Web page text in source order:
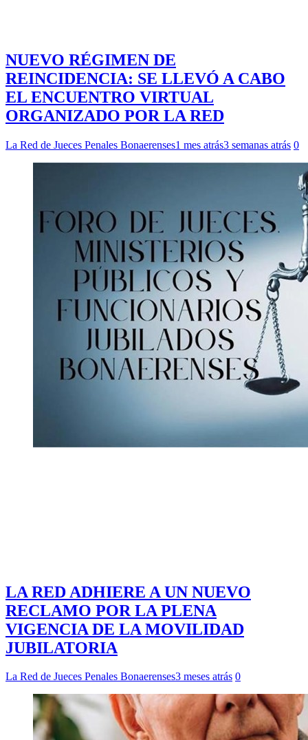
NUEVO RÉGIMEN DE
REINCIDENCIA: SE LLEVÓ A CABO
EL ENCUENTRO VIRTUAL
ORGANIZADO POR LA RED
La Red de Jueces Penales Bonaerenses1 mes atrás3 semanas atrás 0
LA RED ADHIERE A UN NUEVO
RECLAMO POR LA PLENA
VIGENCIA DE LA MOVILIDAD
JUBILATORIA
La Red de Jueces Penales Bonaerenses3 meses atrás 0